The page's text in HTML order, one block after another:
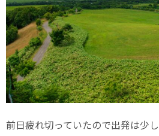
前日疲れ切っていたので出発は少